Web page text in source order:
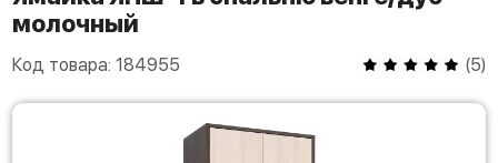
молочный
Код товара: 184955 (5)